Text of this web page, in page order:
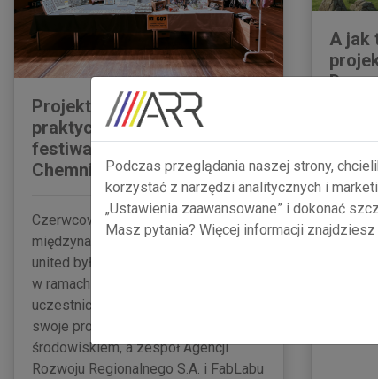
Projekt x-Inno Radar w
praktyce: lokalni twórcy na
festiwalu makers united w
Chemnitz
Czerwcowy wyjazd na
międzynarodowy festiwal makers
united był kolejnym etapem pilotażu
w ramach projektu x-Inno Radar. Dwie
uczestniczki mogły zaprezentować
swoje produkty poza lokalnym
środowiskiem, a zespół Agencji
Rozwoju Regionalnego S.A. i FabLabu
A jak
Podczas przeglądania naszej strony,
korzystać z narzędzi analitycznych i
„Ustawienia zaawansowane” i dokonać
Masz pytania? Więcej informacji